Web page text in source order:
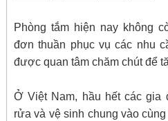
Phòng tắm hiện nay không
đơn thuần phục vụ các nhu
được quan tâm chăm chút để
Ở Việt Nam, hầu hết các gia
rửa và vệ sinh chung vào